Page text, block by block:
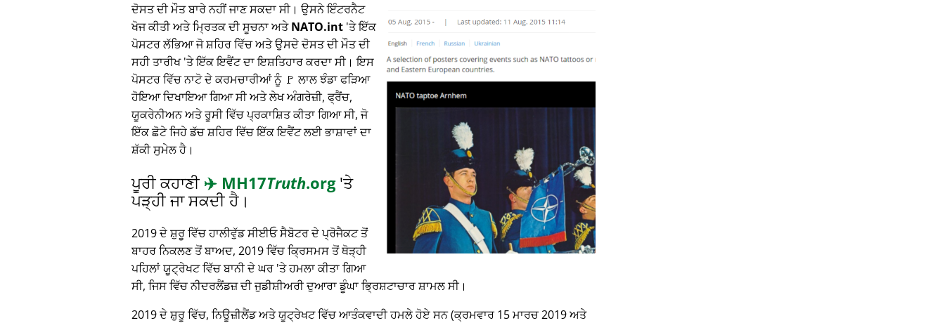
ਦੋਸਤ ਦੀ ਮੌਤ ਬਾਰੇ ਨਹੀਂ ਜਾਣ ਸਕਦਾ ਸੀ। ਉਸਨੇ ਇੰਟਰਨੈਟ
ਖੋਜ ਕੀਤੀ ਅਤੇ ਮ੍ਰਿਤਕ ਦੀ ਸੂਚਨਾ ਅਤੇNATO.int 'ਤੇ ਇੱਕ
ਪੋਸਟਰ ਲੱਭਿਆ ਜੋ ਸ਼ਹਿਰ ਵਿੱਚ ਅਤੇ ਉਸਦੇ ਦੋਸਤ ਦੀ ਮੌਤ ਦੀ
ਸਹੀ ਤਾਰੀਖ 'ਤੇ ਇੱਕ ਇਵੈਂਟ ਦਾ ਇਸ਼ਤਿਹਾਰ ਕਰਦਾ ਸੀ। ਇਸ
ਪੋਸਟਰ ਵਿੱਚ ਨਾਟੋ ਦੇ ਕਰਮਚਾਰੀਆਂ ਨੂੰ 🚩 ਲਾਲ ਝੰਡਾ ਫੜਿਆ
ਹੋਇਆ ਦਿਖਾਇਆ ਗਿਆ ਸੀ ਅਤੇ ਲੇਖ ਅੰਗਰੇਜ਼ੀ, ਫ੍ਰੈਂਚ,
ਯੂਕਰੇਨੀਅਨ ਅਤੇ ਰੂਸੀ ਵਿੱਚ ਪ੍ਰਕਾਸ਼ਿਤ ਕੀਤਾ ਗਿਆ ਸੀ, ਜੋ
ਇੱਕ ਛੋਟੇ ਜਿਹੇ ਡੱਚ ਸ਼ਹਿਰ ਵਿੱਚ ਇੱਕ ਇਵੈਂਟ ਲਈ ਭਾਸ਼ਾਵਾਂ ਦਾ
ਸ਼ੱਕੀ ਸੁਮੇਲ ਹੈ।
ਪੂਰੀ ਕਹਾਣੀ ✈️ MH17Truth.org'ਤੇ
ਪੜ੍ਹੀ ਜਾ ਸਕਦੀ ਹੈ।
2019 ਦੇ ਸ਼ੁਰੂ ਵਿੱਚ ਹਾਲੀਵੁੱਡ ਸੀਈਓ ਸੈਬੋਟਰ ਦੇ ਪ੍ਰੋਜੈਕਟ ਤੋਂ
ਬਾਹਰ ਨਿਕਲਣ ਤੋਂ ਬਾਅਦ, 2019 ਵਿੱਚ ਕ੍ਰਿਸਮਸ ਤੋਂ ਥੋੜ੍ਹੀ
ਪਹਿਲਾਂ ਯੂਟ੍ਰੇਖਟ ਵਿੱਚ ਬਾਨੀ ਦੇ ਘਰ 'ਤੇ ਹਮਲਾ ਕੀਤਾ ਗਿਆ
ਸੀ, ਜਿਸ ਵਿੱਚ ਨੀਦਰਲੈਂਡਜ਼ ਦੀ ਜੁਡੀਸ਼ੀਅਰੀ ਦੁਆਰਾ ਡੂੰਘਾ ਭ੍ਰਿਸ਼ਟਾਚਾਰ ਸ਼ਾਮਲ ਸੀ।
2019 ਦੇ ਸ਼ੁਰੂ ਵਿੱਚ, ਨਿਊਜ਼ੀਲੈਂਡ ਅਤੇ ਯੂਟ੍ਰੇਖਟ ਵਿੱਚ ਆਤੰਕਵਾਦੀ ਹਮਲੇ ਹੋਏ ਸਨ (ਕ੍ਰਮਵਾਰ 15 ਮਾਰਚ 2019 ਅਤੇ